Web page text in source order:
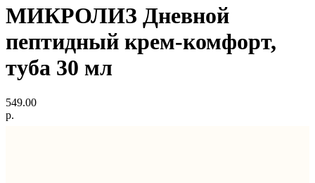
МИКРОЛИЗ Дневной
пептидный крем-комфорт,
туба 30 мл
549.00
р.